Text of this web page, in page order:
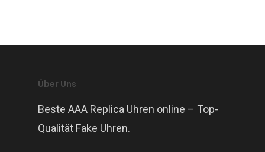
Über Uns
Beste AAA Replica Uhren online – Top-
Qualität Fake Uhren.